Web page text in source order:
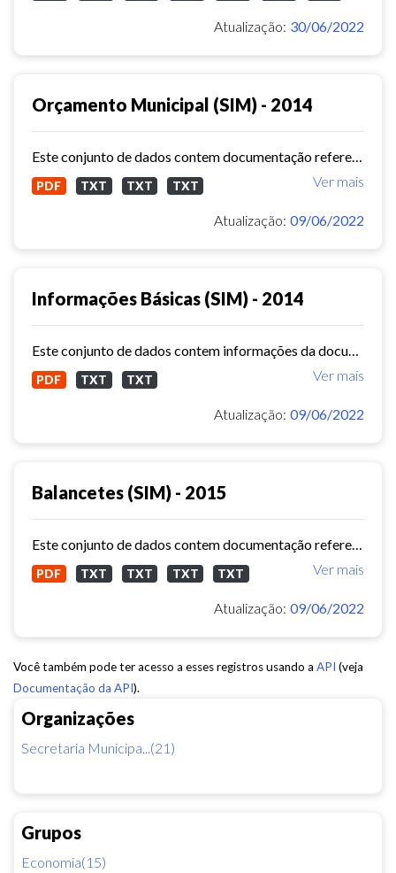
Organizações
Secretaria Municipa...(21)
Grupos
Economia(15)
Atualização: 30/06/2022
Orçamento Municipal (SIM) - 2014
Ver mais
PDF TXT TXT TXT
Atualização: 09/06/2022
Informações Básicas (SIM) - 2014
Ver mais
PDF TXT TXT
Atualização: 09/06/2022
Balancetes (SIM) - 2015
Ver mais
PDF TXT TXT TXT TXT
Atualização: 09/06/2022
Você também pode ter acesso a esses registros usando a API (veja
Documentação da API).